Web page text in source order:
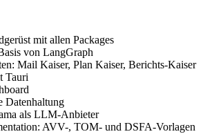
mit allen Packages
von LangGraph
Mail Kaiser, Plan Kaiser, Berichts-Kaiser
Tauri
Datenhaltung
als LLM-Anbieter
AVV-, TOM- und DSFA-Vorlagen